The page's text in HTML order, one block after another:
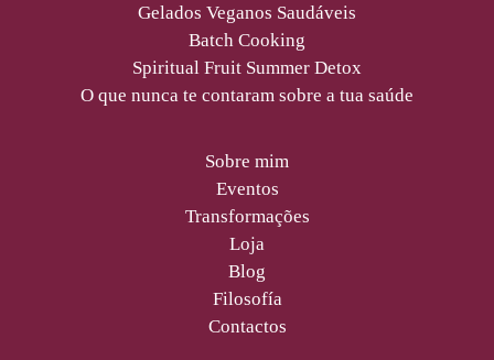
Gelados Veganos Saudáveis
Batch Cooking
Spiritual Fruit Summer Detox
O que nunca te contaram sobre a tua saúde
Sobre mim
Eventos
Transformações
Loja
Blog
Filosofía
Contactos